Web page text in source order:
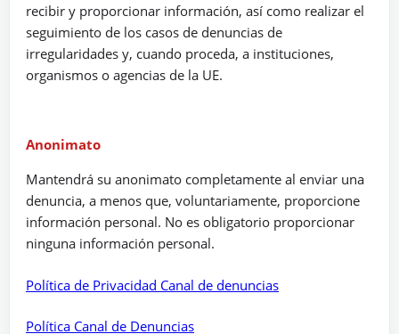
recibir y proporcionar información, así como realizar el
seguimiento de los casos de denuncias de
irregularidades y, cuando proceda, a instituciones,
organismos o agencias de la UE.
Anonimato
Mantendrá su anonimato completamente al enviar una
denuncia, a menos que, voluntariamente, proporcione
información personal. No es obligatorio proporcionar
ninguna información personal.
Política de Privacidad Canal de denuncias
Política Canal de Denuncias